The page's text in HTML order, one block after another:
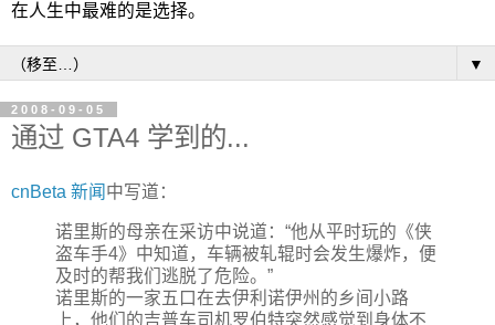
在人生中最难的是选择。
▼
2008-09-05
通过 GTA4 学到的...
cnBeta 新闻 中写道：
诺里斯的母亲在采访中说道：“他从平时玩的《侠
盗车手4》中知道，车辆被轧辊时会发生爆炸，便
及时的帮我们逃脱了危险。”
诺里斯的一家五口在去伊利诺伊州的乡间小路
上，他们的吉普车司机罗伯特突然感觉到身体不